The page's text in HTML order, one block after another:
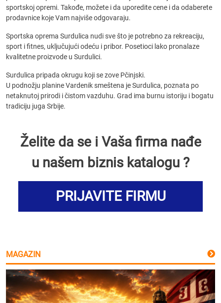
sportskoj opremi. Takođe, možete i da uporedite cene i da odaberete
prodavnice koje Vam najviše odgovaraju.
Sportska oprema Surdulica nudi sve što je potrebno za rekreaciju,
sport i fitnes, uključujući odeću i pribor. Posetioci lako pronalaze
kvalitetne proizvode u Surdulici.
Surdulica pripada okrugu koji se zove Pčinjski.
U podnožju planine Vardenik smeštena je Surdulica, poznata po
netaknutoj prirodi i čistom vazduhu. Grad ima burnu istoriju i bogatu
tradiciju juga Srbije.
Želite da se i Vaša firma nađe
u našem biznis katalogu ?
PRIJAVITE FIRMU
MAGAZIN